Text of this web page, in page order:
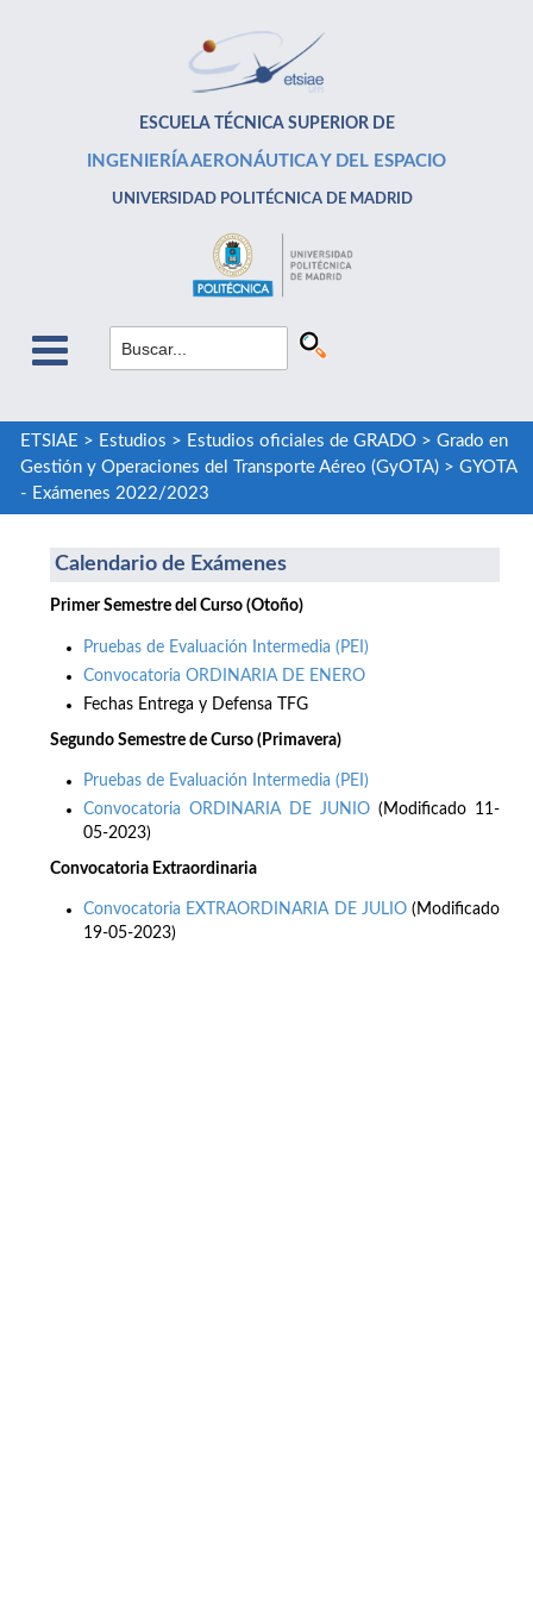
ESCUELA TÉCNICA SUPERIOR DE
INGENIERÍA AERONÁUTICA Y DEL ESPACIO
UNIVERSIDAD POLITÉCNICA DE MADRID
ETSIAE > Estudios > Estudios oficiales de GRADO> Grado en
Gestión y Operaciones del Transporte Aéreo (GyOTA)> GYOTA
- Exámenes 2022/2023
Calendario de Exámenes
Primer Semestre del Curso (Otoño)
Pruebas de Evaluación Intermedia (PEI)
Convocatoria ORDINARIA DE ENERO
Fechas Entrega y Defensa TFG
Segundo Semestre de Curso (Primavera)
Pruebas de Evaluación Intermedia (PEI)
Convocatoria ORDINARIA DE JUNIO (Modificado 11-
05-2023)
Convocatoria Extraordinaria
Convocatoria EXTRAORDINARIA DE JULIO(Modificado
19-05-2023)